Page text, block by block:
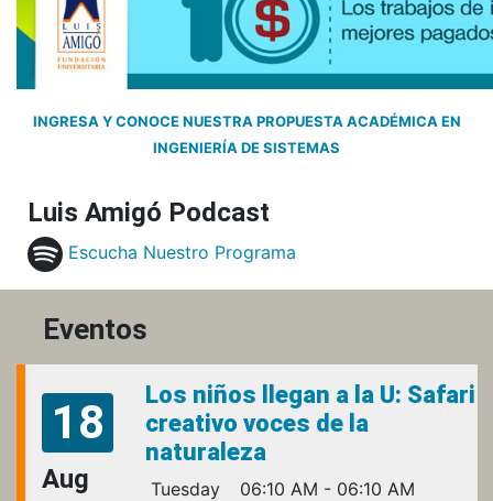
INGRESA Y CONOCE NUESTRA PROPUESTA ACADÉMICA EN
INGENIERÍA DE SISTEMAS
Luis Amigó Podcast
Escucha Nuestro Programa
Eventos
18
Aug
Los niños llegan a la U: Safari
creativo voces de la
naturaleza
Tuesday
06:10 AM - 06:10 AM